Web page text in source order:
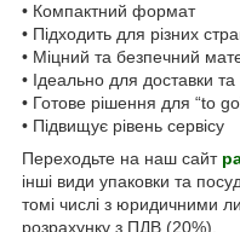
• Компактний формат
• Підходить для різних
• Міцний та безпечний
• Ідеально для доставки
• Готове рішення для “to
• Підвищує рівень сервісу
Переходьте на наш сайт
інші види упаковки та
томі числі з юридичними
розрахунку з ПДВ (20%).